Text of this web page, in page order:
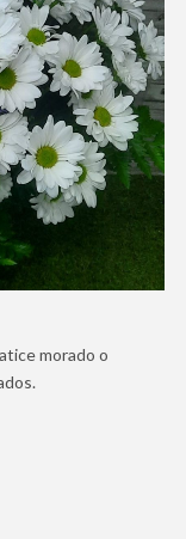
morado o